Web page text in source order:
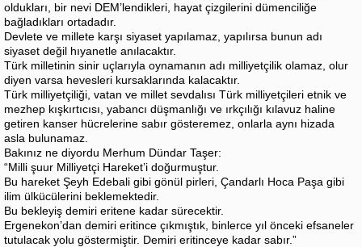
oldukları, bir nevi DEM’lendikleri, hayat çizgilerini dümenciliğe
bağladıkları ortadadır.
Devlete ve millete karşı siyaset yapılamaz, yapılırsa bunun adı
siyaset değil hıyanetle anılacaktır.
Türk milletinin sinir uçlarıyla oynamanın adı milliyetçilik olamaz, olur
diyen varsa hevesleri kursaklarında kalacaktır.
Türk milliyetçiliği, vatan ve millet sevdalısı Türk milliyetçileri etnik ve
mezhep kışkırtıcısı, yabancı düşmanlığı ve ırkçılığı kılavuz haline
getiren kanser hücrelerine sabır gösteremez, onlarla aynı hizada
asla bulunamaz.
Bakınız ne diyordu Merhum Dündar Taşer:
“Milli şuur Milliyetçi Hareket’i doğurmuştur.
Bu hareket Şeyh Edebali gibi gönül pirleri, Çandarlı Hoca Paşa gibi
ilim ülkücülerini beklemektedir.
Bu bekleyiş demiri eritene kadar sürecektir.
Ergenekon’dan demiri eritince çıkmıştık, binlerce yıl önceki efsaneler
tutulacak yolu göstermiştir. Demiri eritinceye kadar sabır.”